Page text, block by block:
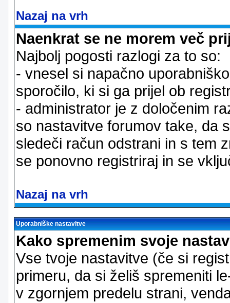
Nazaj na vrh
Naenkrat se ne morem več
Najbolj pogosti razlogi za to so:
- vnesel si napačno
sporočilo, ki si ga prijel ob
- administrator je z določenim
so nastavitve forumov take, da
sledeči račun odstrani in s tem
se ponovno registriraj in se
Nazaj na vrh
Uporabniške nastavitve
Kako spremenim svoje
Vse tvoje nastavitve (če si
primeru, da si želiš spremeniti
v zgornjem predelu strani,